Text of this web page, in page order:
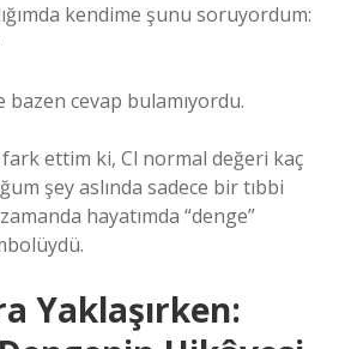
kendime şunu soruyordum:
cevap bulamıyordu.
fark ettim ki, Cl normal değeri kaç
şey aslında sadece bir tıbbi
hayatımda “denge”
Yaklaşırken: